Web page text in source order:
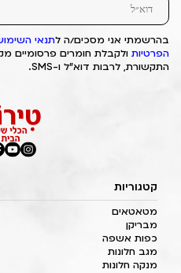
בהרשמתי אני מסכים/ה לתנאי
הפרטיות ולקבלת חומרים פרסומיים
התקשורת, לרבות דוא"ל ו-SMS.
קטגוריות
מטאטאים
מבריקן
כפות אשפה
מגב חלונות
מנקה חלונות